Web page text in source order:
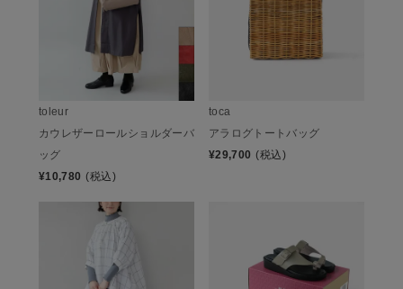
toleur
カウレザーロールショルダーバ
ッグ
¥10,780 (税込)
toca
アラログトートバッグ
¥29,700 (税込)